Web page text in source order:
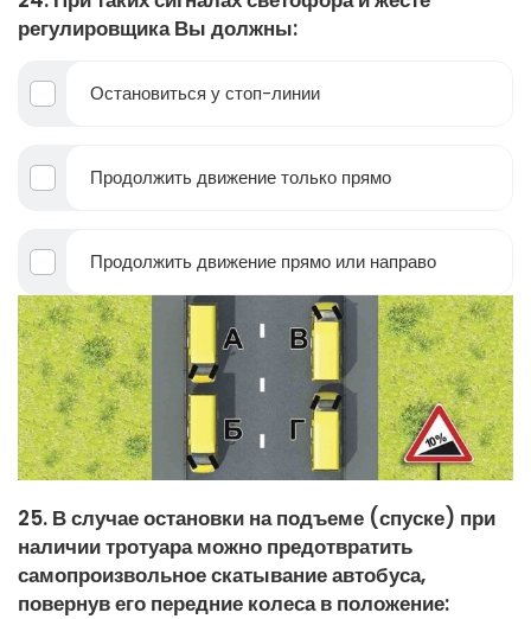
регулировщика Вы должны:
Остановиться у стоп-линии
Продолжить движение только прямо
Продолжить движение прямо или направо
25. В случае остановки на подъеме (спуске) при
наличии тротуара можно предотвратить
самопроизвольное скатывание автобуса,
повернув его передние колеса в положение: